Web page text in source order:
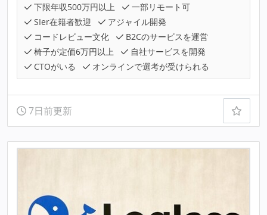
下限年収500万円以上
一部リモート可
SIer在籍者歓迎
アジャイル開発
コードレビュー文化
B2Cのサービスを運営
椅子が定価6万円以上
自社サービスを開発
CTOがいる
オンラインで選考が受けられる
7日前更新